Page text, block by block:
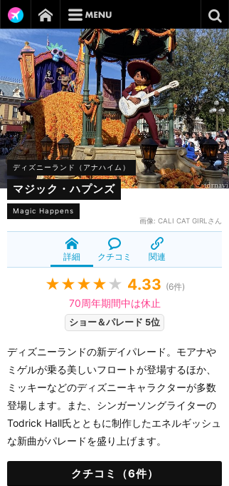
ディズニーランド（アナハイム）
マジック・ハプンズ
Magic Happens
画像: CALI CAT GIRLさん
詳細 クチコミ 関連
★★★★ ★ 4.33 (6件)
70周年期間中は休止
ショー＆パレード 5位
ディズニーランドの新デイパレード。モアナや
ミゲルが乗る美しいフロートが登場するほか、
ミッキーなどのディズニーキャラクターが多数
登場します。また、シンガーソングライターの
Todrick Hall氏とともに制作したエネルギッシュ
な新曲がパレードを盛り上げます。
クチコミ（6件）